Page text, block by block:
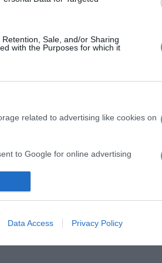
Sale, and/or Sharing
with the Purposes for which it
related to advertising like cookies on
to Google for online advertising
advertising.
related to analytics like cookies on
Data Access Privacy Policy